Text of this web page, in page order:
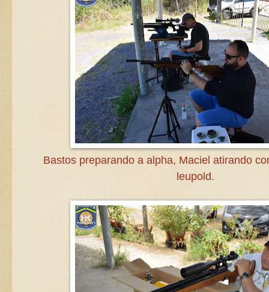
Bastos preparando a alpha, Maciel atirando
leupold.